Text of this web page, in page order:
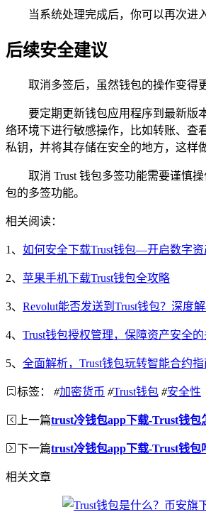
当系统处理完成后，你可以再次进
后续安全建议
取消多签后，虽然钱包的操作变得
要定期更新钱包应用程序到最新版
络环境下进行敏感操作，比如转账、查
私钥，并将其存储在安全的地方，这样
取消 Trust 钱包多签功能需要谨慎
包的多签功能。
相关阅读：
1、 如何安全下载Trust钱包—开启数字资
2、 苹果手机下载Trust钱包全攻略
3、 Revolut能否发送到Trust钱包？深度
4、 Trust钱包授权管理，保障资产安全
5、 全面解析，Trust钱包玩转智能合约指
标签： #加密货币 #Trust钱包 #安全性
上一篇trust冷钱包app下载-Trust钱
下一篇trust冷钱包app下载-Trust钱
相关文章